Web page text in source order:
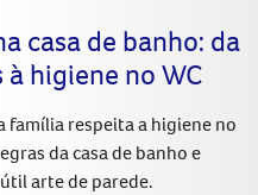
casa de banho: da
higiene no WC
família respeita a higiene no
da casa de banho e
arte de parede.